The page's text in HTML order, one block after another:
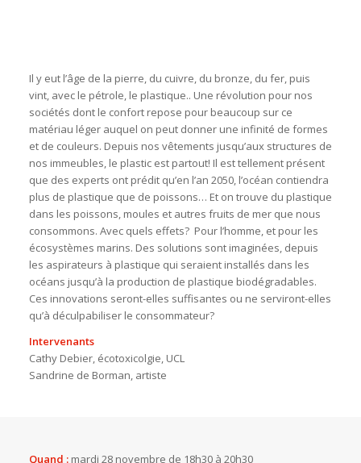
Il y eut l’âge de la pierre, du cuivre, du bronze, du fer, puis
vint, avec le pétrole, le plastique.. Une révolution pour nos
sociétés dont le confort repose pour beaucoup sur ce
matériau léger auquel on peut donner une infinité de formes
et de couleurs. Depuis nos vêtements jusqu’aux structures de
nos immeubles, le plastic est partout! Il est tellement présent
que des experts ont prédit qu’en l’an 2050, l’océan contiendra
plus de plastique que de poissons… Et on trouve du plastique
dans les poissons, moules et autres fruits de mer que nous
consommons. Avec quels effets? Pour l’homme, et pour les
écosystèmes marins. Des solutions sont imaginées, depuis
les aspirateurs à plastique qui seraient installés dans les
océans jusqu’à la production de plastique biodégradables.
Ces innovations seront-elles suffisantes ou ne serviront-elles
qu’à déculpabiliser le consommateur?
Intervenants
Cathy Debier, écotoxicolgie, UCL
Sandrine de Borman, artiste
Quand :mardi 28 novembre de 18h30 à 20h30